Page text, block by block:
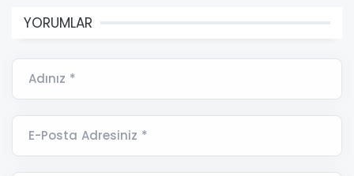
YORUMLAR
Adınız *
E-Posta Adresiniz *